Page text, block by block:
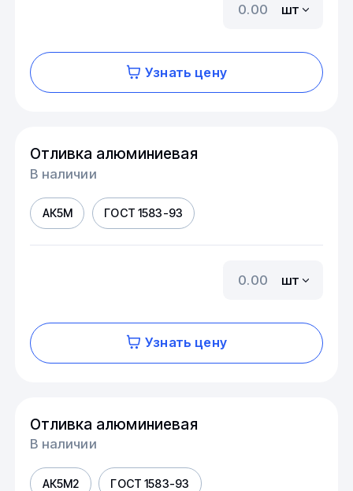
шт
Узнать цену
Отливка алюминиевая
В наличии
АК5М ГОСТ 1583-93
шт
Узнать цену
Отливка алюминиевая
В наличии
АК5М2 ГОСТ 1583-93